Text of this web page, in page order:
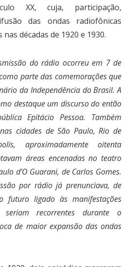
XX, cuja, participação,
das ondas radiofônicas
décadas de 1920 e 1930.
do rádio ocorreu em 7 de
parte das comemorações que
da Independência do Brasil. A
destaque um discurso do então
Epitácio Pessoa. Também
cidades de São Paulo, Rio de
aproximadamente oitenta
áreas encenadas no teatro
d’O Guarani, de Carlos Gomes.
por rádio já prenunciava, de
futuro ligado às manifestações
seriam recorrentes durante o
de maior expansão das ondas